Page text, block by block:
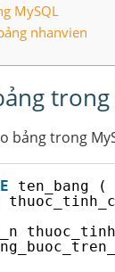
MySQL
nhanvien
trong
bảng trong
ten_bang (